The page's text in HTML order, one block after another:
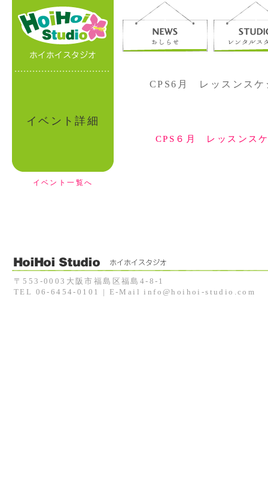
イベント詳細
イベント一覧へ
CPS6月 レッスンスケ
CPS６月 レッスンス
〒553-0003大阪市福島区福島4-8-1
TEL 06-6454-0101 | E-Mail info@hoihoi-studio.com